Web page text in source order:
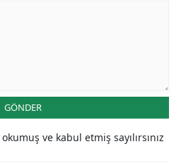
GÖNDER
okumuş ve kabul etmiş sayılırsınız